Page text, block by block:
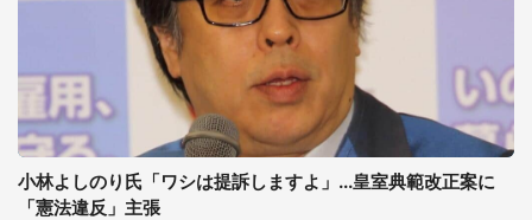
小林よしのり氏「ワシは提訴しますよ」...皇室典範改正案に
「憲法違反」主張